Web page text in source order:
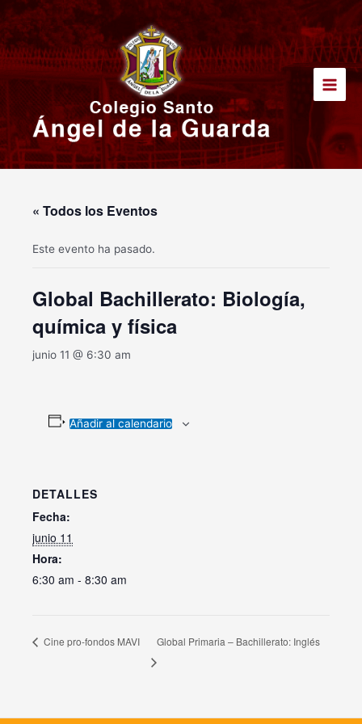
al
contenido
Main
« Todos los Eventos
Este evento ha pasado.
Global Bachillerato: Biología,
química y física
junio 11 @ 6:30 am
Añadir al calendario
DETALLES
Fecha:
junio 11
Hora:
6:30 am - 8:30 am
Cine pro-fondos MAVI Global Primaria – Bachillerato: Inglés